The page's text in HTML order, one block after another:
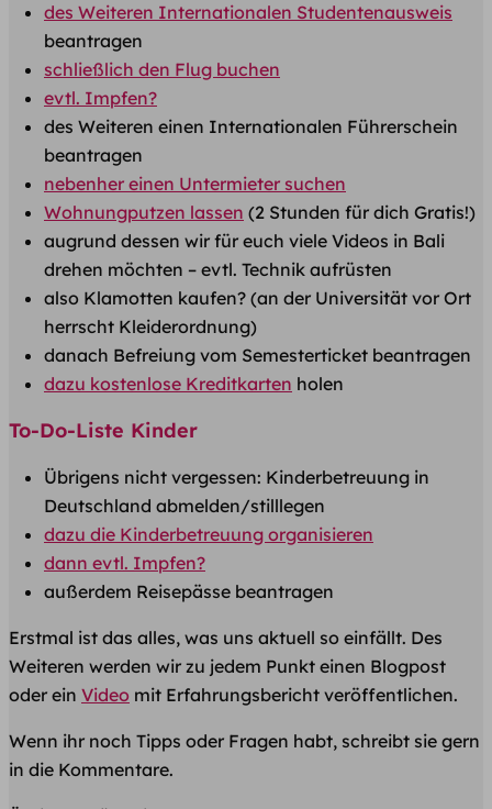
des Weiteren Internationalen Studentenausweis
beantragen
schließlich den Flug buchen
evtl. Impfen?
des Weiteren einen Internationalen Führerschein
beantragen
nebenher einen Untermieter suchen
Wohnungputzen lassen (2 Stunden für dich Gratis!)
augrund dessen wir für euch viele Videos in Bali
drehen möchten – evtl. ​Technik aufrüsten​
also Klamotten kaufen? (an der Universität vor Ort
herrscht Kleiderordnung)
danach Befreiung vom Semesterticket beantragen
dazu kostenlose Kreditkarten holen
To-Do-Liste Kinder
Übrigens nicht vergessen: Kinderbetreuung in
Deutschland abmelden/stilllegen
d​azu die Kinderbetreuung organisieren
dann evtl. Impfen?
außerdem Reisepässe beantragen
​Erstmal ist das alles, was uns aktuell so einfällt​. ​Des
Weiteren werden wir zu jedem Punkt einen Blogpost
oder ein Video mit Erfahrungsbericht veröffentlichen.
Wenn ihr noch Tipps oder Fragen hab​t, schreibt sie gern
in die Kommentare.